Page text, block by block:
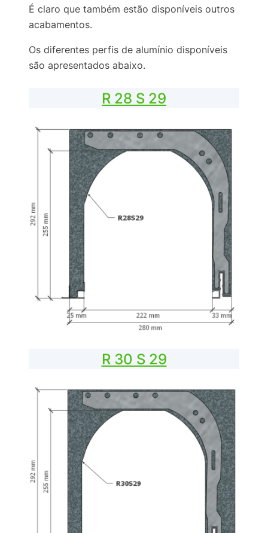
É claro que também estão disponíveis outros
acabamentos.
Os diferentes perfis de alumínio disponíveis
são apresentados abaixo.
R 28 S 29
R 30 S 29